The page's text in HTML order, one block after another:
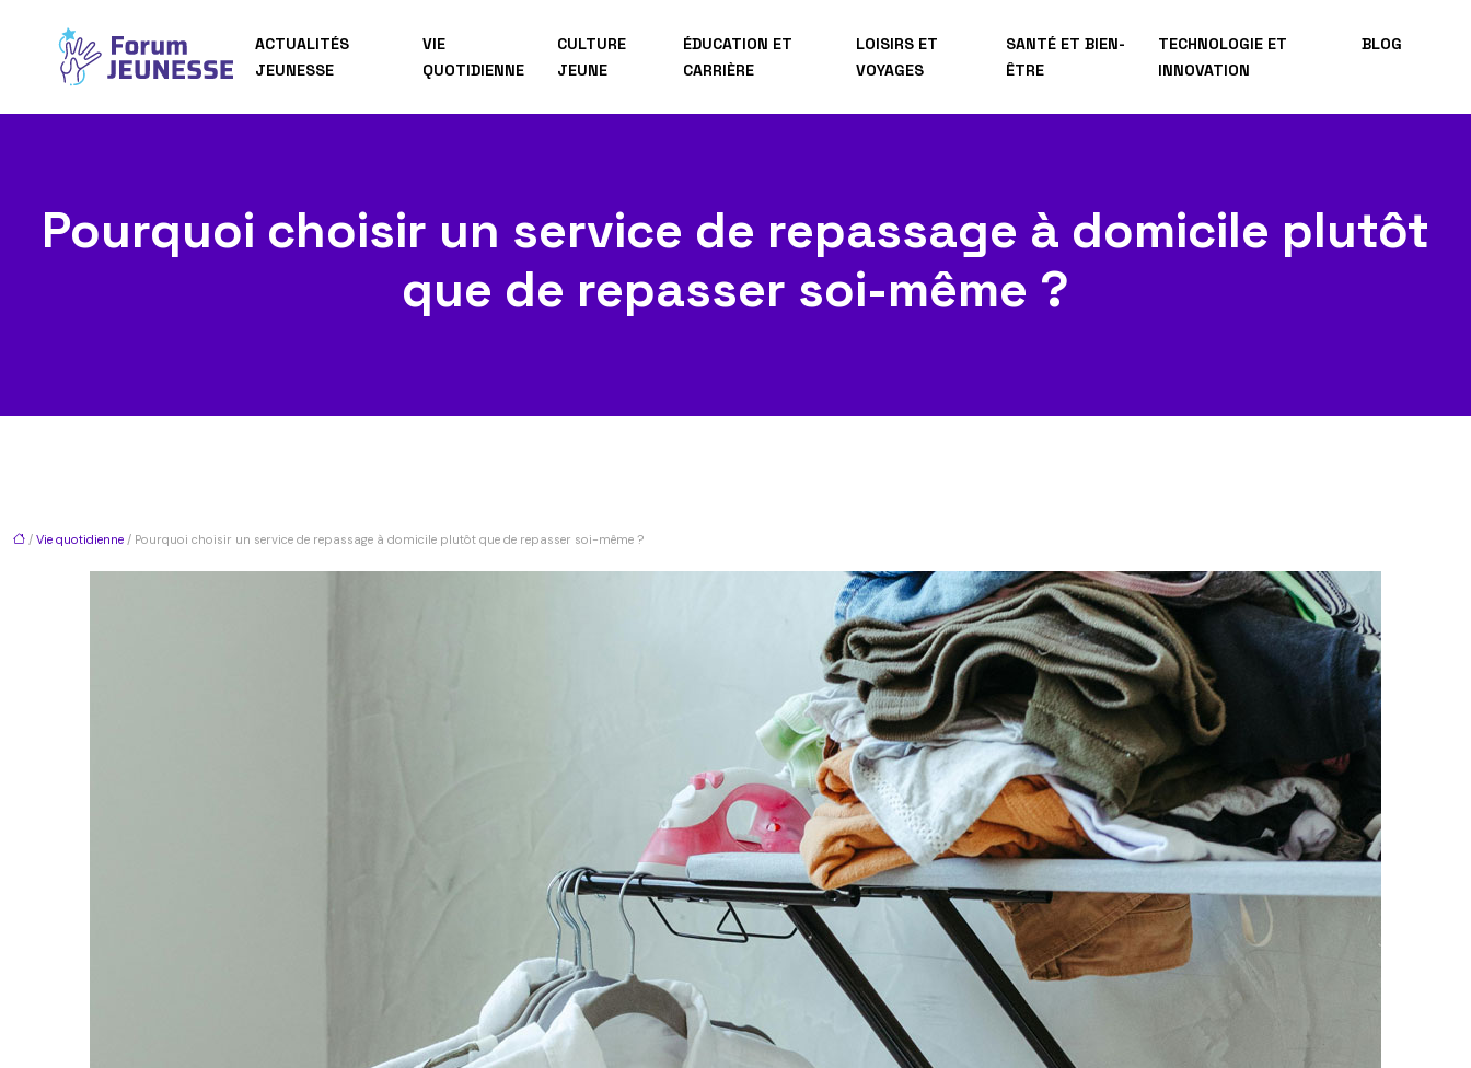
ACTUALITÉS
JEUNESSE
VIE
QUOTIDIENNE
CULTURE
JEUNE
ÉDUCATION ET
CARRIÈRE
LOISIRS ET
VOYAGES
SANTÉ ET BIEN-
ÊTRE
TECHNOLOGIE ET
INNOVATION
BLOG
Pourquoi choisir un service de repassage à domicile plutôt
que de repasser soi-même ?
/ Vie quotidienne / Pourquoi choisir un service de repassage à domicile plutôt que de repasser soi-même ?